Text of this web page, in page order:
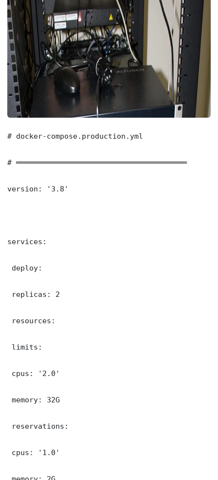
# docker-compose.production.yml
# ═══════════════════════════════════════
version: '3.8'
services:
deploy:
replicas: 2
resources:
limits:
cpus: '2.0'
memory: 32G
reservations:
cpus: '1.0'